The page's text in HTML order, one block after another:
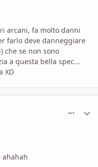
arcani, fa molto danni
farlo deve danneggiare
che se non sono
a questa bella spec...
XD
ahahah